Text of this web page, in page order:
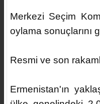
Merkezi Seçim
oylama sonuçlarını
Resmi ve son
Ermenistan'ın